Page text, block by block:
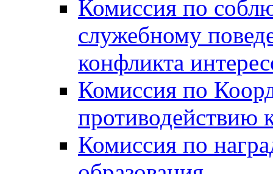
Комиссия по
служебному
конфликта
Комиссия по
противодействию
Комиссия по